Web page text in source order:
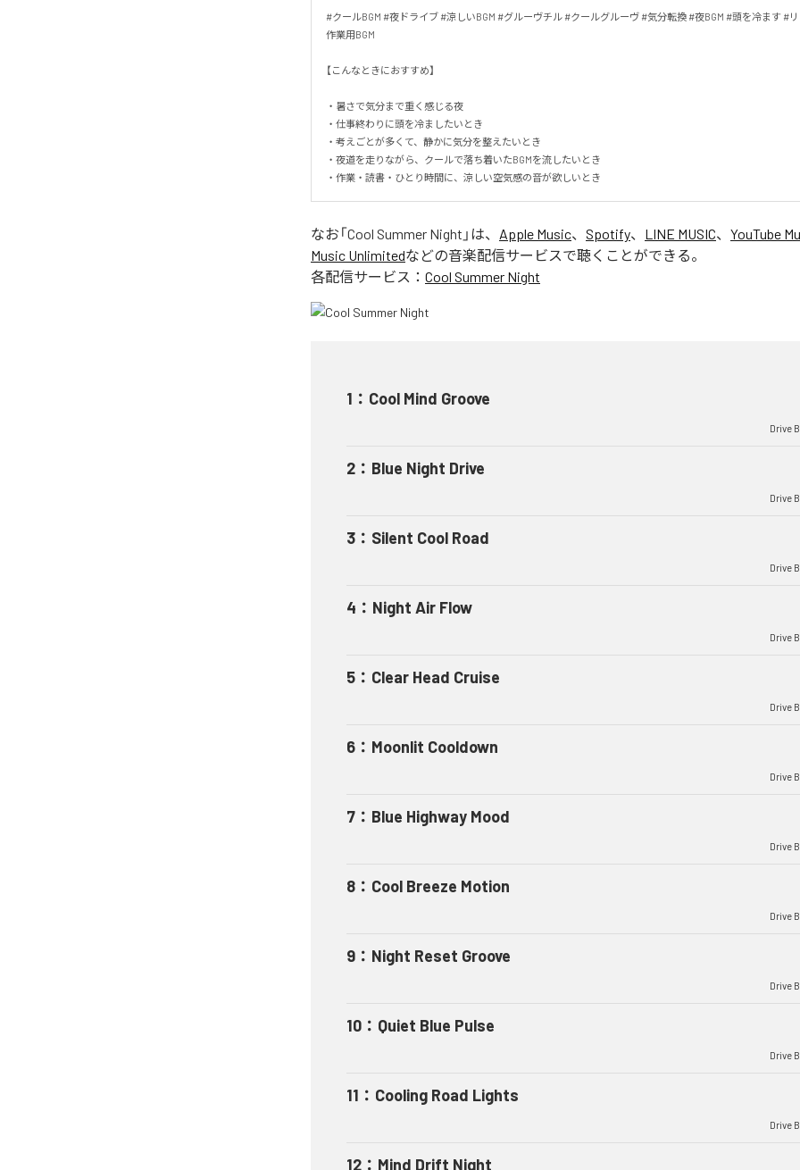
#クールBGM #夜ドライブ #涼しいBGM #グルーヴチル #クールグルーヴ #気分転換 #夜BGM #頭を冷ます #
作業用BGM
【こんなときにおすすめ】
・暑さで気分まで重く感じる夜
・仕事終わりに頭を冷ましたいとき
・考えごとが多くて、静かに気分を整えたいとき
・夜道を走りながら、クールで落ち着いたBGMを流したいとき
・作業・読書・ひとり時間に、涼しい空気感の音が欲しいとき
なお「Cool Summer Night 」は、 Apple Music、 Spotify、 LINE MUSIC、 YouTube
Music Unlimitedなどの音楽配信サービスで聴くことができる。
各配信サービス： Cool Summer Night
1 ： Cool Mind Groove
Drive
2 ： Blue Night Drive
Drive
3 ： Silent Cool Road
Drive
4 ： Night Air Flow
Drive
5 ： Clear Head Cruise
Drive
6 ： Moonlit Cooldown
Drive
7 ： Blue Highway Mood
Drive
8 ： Cool Breeze Motion
Drive
9 ： Night Reset Groove
Drive
10 ： Quiet Blue Pulse
Drive
11 ： Cooling Road Lights
Drive
12 ： Mind Drift Night